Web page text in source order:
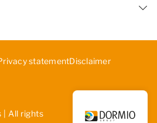
| All rights
statementDisclaimer